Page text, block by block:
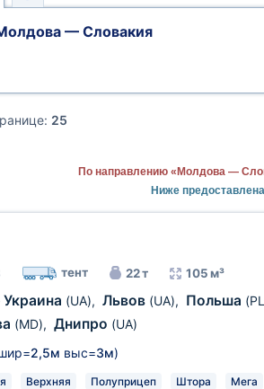
— Словакия
25
По направлению «Молдова —
Ниже
тент 22 т 105 м³
Украина (UA), Львов (UA), Польша
(MD), Днипро (UA)
2,5м выс=3м)
Верхняя Полуприцеп Штора Мега